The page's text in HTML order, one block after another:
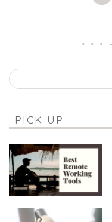
PICK UP